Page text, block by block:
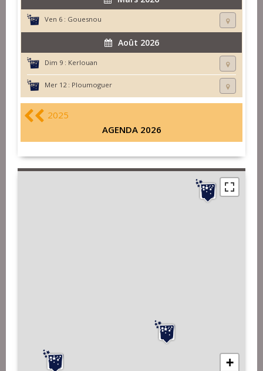
Ven 6 : Gouesnou
Août 2026
Dim 9 : Kerlouan
Mer 12 : Ploumoguer
2025
AGENDA 2026
+